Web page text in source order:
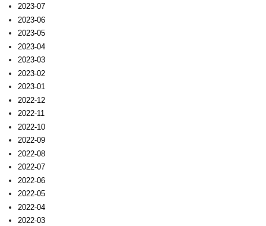
2023-07
2023-06
2023-05
2023-04
2023-03
2023-02
2023-01
2022-12
2022-11
2022-10
2022-09
2022-08
2022-07
2022-06
2022-05
2022-04
2022-03